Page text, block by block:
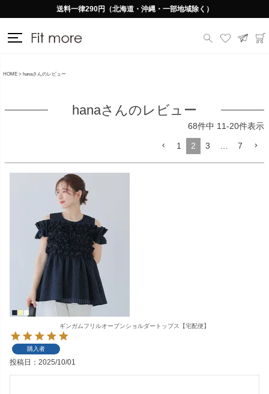
送料一律290円（北海道・沖縄・一部地域除く）
HOME hanaさんのレビュー
hanaさんのレビュー
68件中 11-20件表示
1 2 3 7
ギンガムフリルオープンショルダートップス【宅配便】
購入者
投稿日 2025/10/01